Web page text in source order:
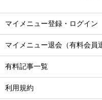
マイメニュー登録・ログイン
マイメニュー退会（有料会員
有料記事一覧
利用規約